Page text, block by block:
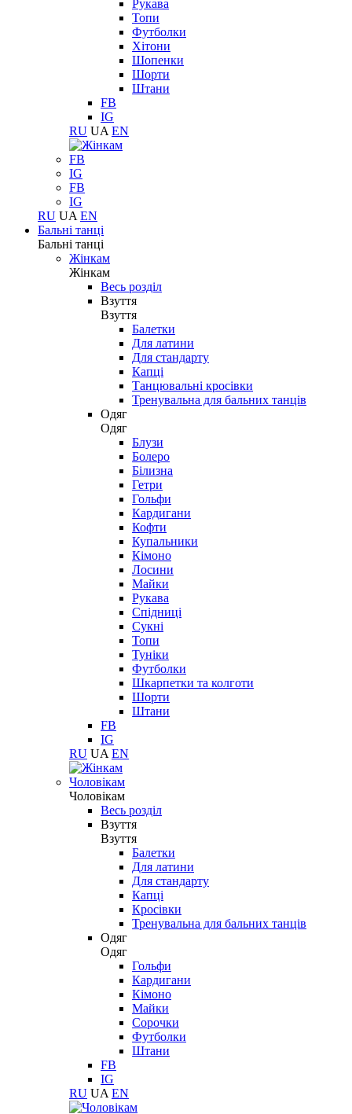
Рукава
Топи
Футболки
Хітони
Шопенки
Шорти
Штани
FB
IG
RU UA EN
FB
IG
FB
IG
RU UA EN
Бальні танці
Бальні танці
Жінкам
Жінкам
Весь розділ
Взуття
Взуття
Балетки
Для латини
Для стандарту
Капці
Танцювальні кросівки
Тренувальна для бальних танців
Одяг
Одяг
Блузи
Болеро
Білизна
Гетри
Гольфи
Кардигани
Кофти
Купальники
Кімоно
Лосини
Майки
Рукава
Спідниці
Сукні
Топи
Туніки
Футболки
Шкарпетки та колготи
Шорти
Штани
FB
IG
RU UA EN
Чоловікам
Чоловікам
Весь розділ
Взуття
Взуття
Балетки
Для латини
Для стандарту
Капці
Кросівки
Тренувальна для бальних танців
Одяг
Одяг
Гольфи
Кардигани
Кімоно
Майки
Сорочки
Футболки
Штани
FB
IG
RU UA EN